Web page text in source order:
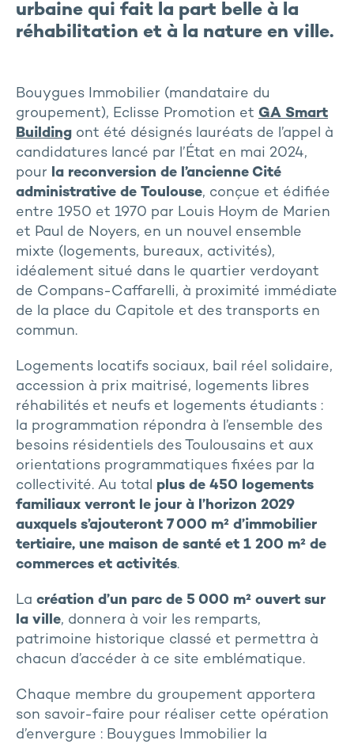
urbaine qui fait la part belle à la
réhabilitation et à la nature en ville.
Bouygues Immobilier (mandataire du
groupement), Eclisse Promotion et GA Smart
Building ont été désignés lauréats de l’appel à
candidatures lancé par l’État en mai 2024,
pour la reconversion de l’ancienne Cité
administrative de Toulouse, conçue et édifiée
entre 1950 et 1970 par Louis Hoym de Marien
et Paul de Noyers, en un nouvel ensemble
mixte (logements, bureaux, activités),
idéalement situé dans le quartier verdoyant
de Compans-Caffarelli, à proximité immédiate
de la place du Capitole et des transports en
commun.
Logements locatifs sociaux, bail réel solidaire,
accession à prix maitrisé, logements libres
réhabilités et neufs et logements étudiants :
la programmation répondra à l’ensemble des
besoins résidentiels des Toulousains et aux
orientations programmatiques fixées par la
collectivité. Au total plus de 450 logements
familiaux verront le jour à l’horizon 2029
auxquels s’ajouteront 7 000 m² d’immobilier
tertiaire, une maison de santé et 1 200 m² de
commerces et activités.
La création d’un parc de 5 000 m² ouvert sur
la ville, donnera à voir les remparts,
patrimoine historique classé et permettra à
chacun d’accéder à ce site emblématique.
Chaque membre du groupement apportera
son savoir-faire pour réaliser cette opération
d’envergure : Bouygues Immobilier la